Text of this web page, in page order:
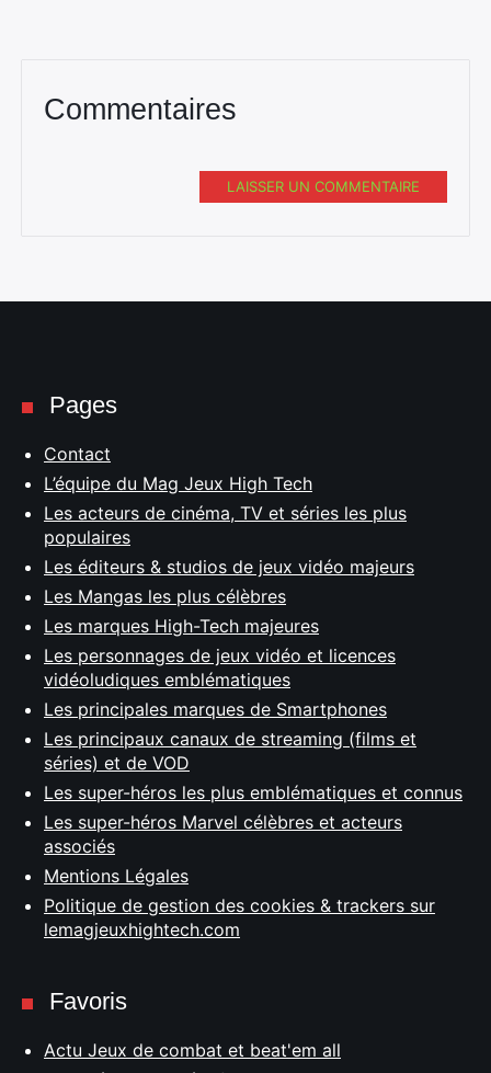
Commentaires
LAISSER UN COMMENTAIRE
Pages
Contact
L’équipe du Mag Jeux High Tech
Les acteurs de cinéma, TV et séries les plus
populaires
Les éditeurs & studios de jeux vidéo majeurs
Les Mangas les plus célèbres
Les marques High-Tech majeures
Les personnages de jeux vidéo et licences
vidéoludiques emblématiques
Les principales marques de Smartphones
Les principaux canaux de streaming (films et
séries) et de VOD
Les super-héros les plus emblématiques et connus
Les super-héros Marvel célèbres et acteurs
associés
Mentions Légales
Politique de gestion des cookies & trackers sur
lemagjeuxhightech.com
Favoris
Actu Jeux de combat et beat'em all